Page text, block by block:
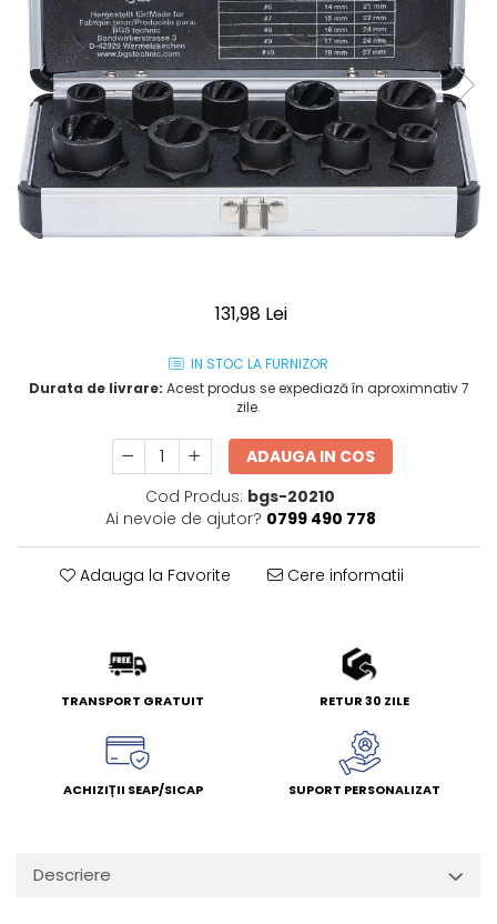
131,98 Lei
IN STOC LA FURNIZOR
Durata de livrare: Acest produs se expediază în aproximnativ 7
zile.
ADAUGA IN COS
Cod Produs: bgs-20210
Ai nevoie de ajutor? 0799 490 778
Adauga la Favorite Cere informatii
TRANSPORT GRATUIT RETUR 30 ZILE
ACHIZIȚII SEAP/SICAP SUPORT PERSONALIZAT
Descriere